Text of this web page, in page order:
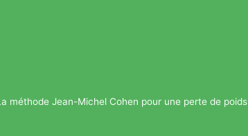
méthode Jean-Michel Cohen pour une perte de poids